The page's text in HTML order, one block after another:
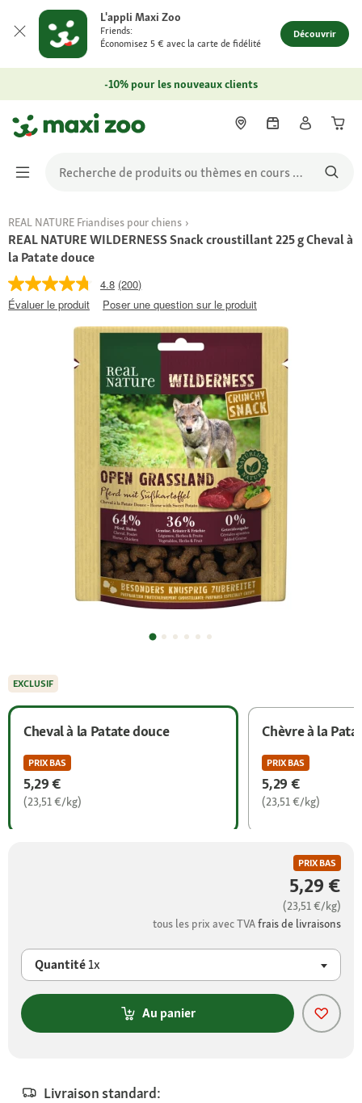
L'appli Maxi Zoo
Friends:
Économisez 5 € avec la carte de fidélité
Découvrir
-10% pour les nouveaux clients
REAL NATURE Friandises pour chiens
REAL NATURE WILDERNESS Snack croustillant 225 g Cheval à
la Patate douce
4.8 (200)
Évaluer le produit
Poser une question sur le produit
Cheval à la Patate douce
PRIX BAS
5,29 €
(23,51 €/kg)
Chèvre à la
PRIX BAS
5,29 €
(23,51 €/kg)
PRIX BAS
5,29 €
(23,51 €/kg)
tous les prix avec TVAfrais de livraisons
Quantité1x
Au panier
Livraison standard:
EXCLUSIF